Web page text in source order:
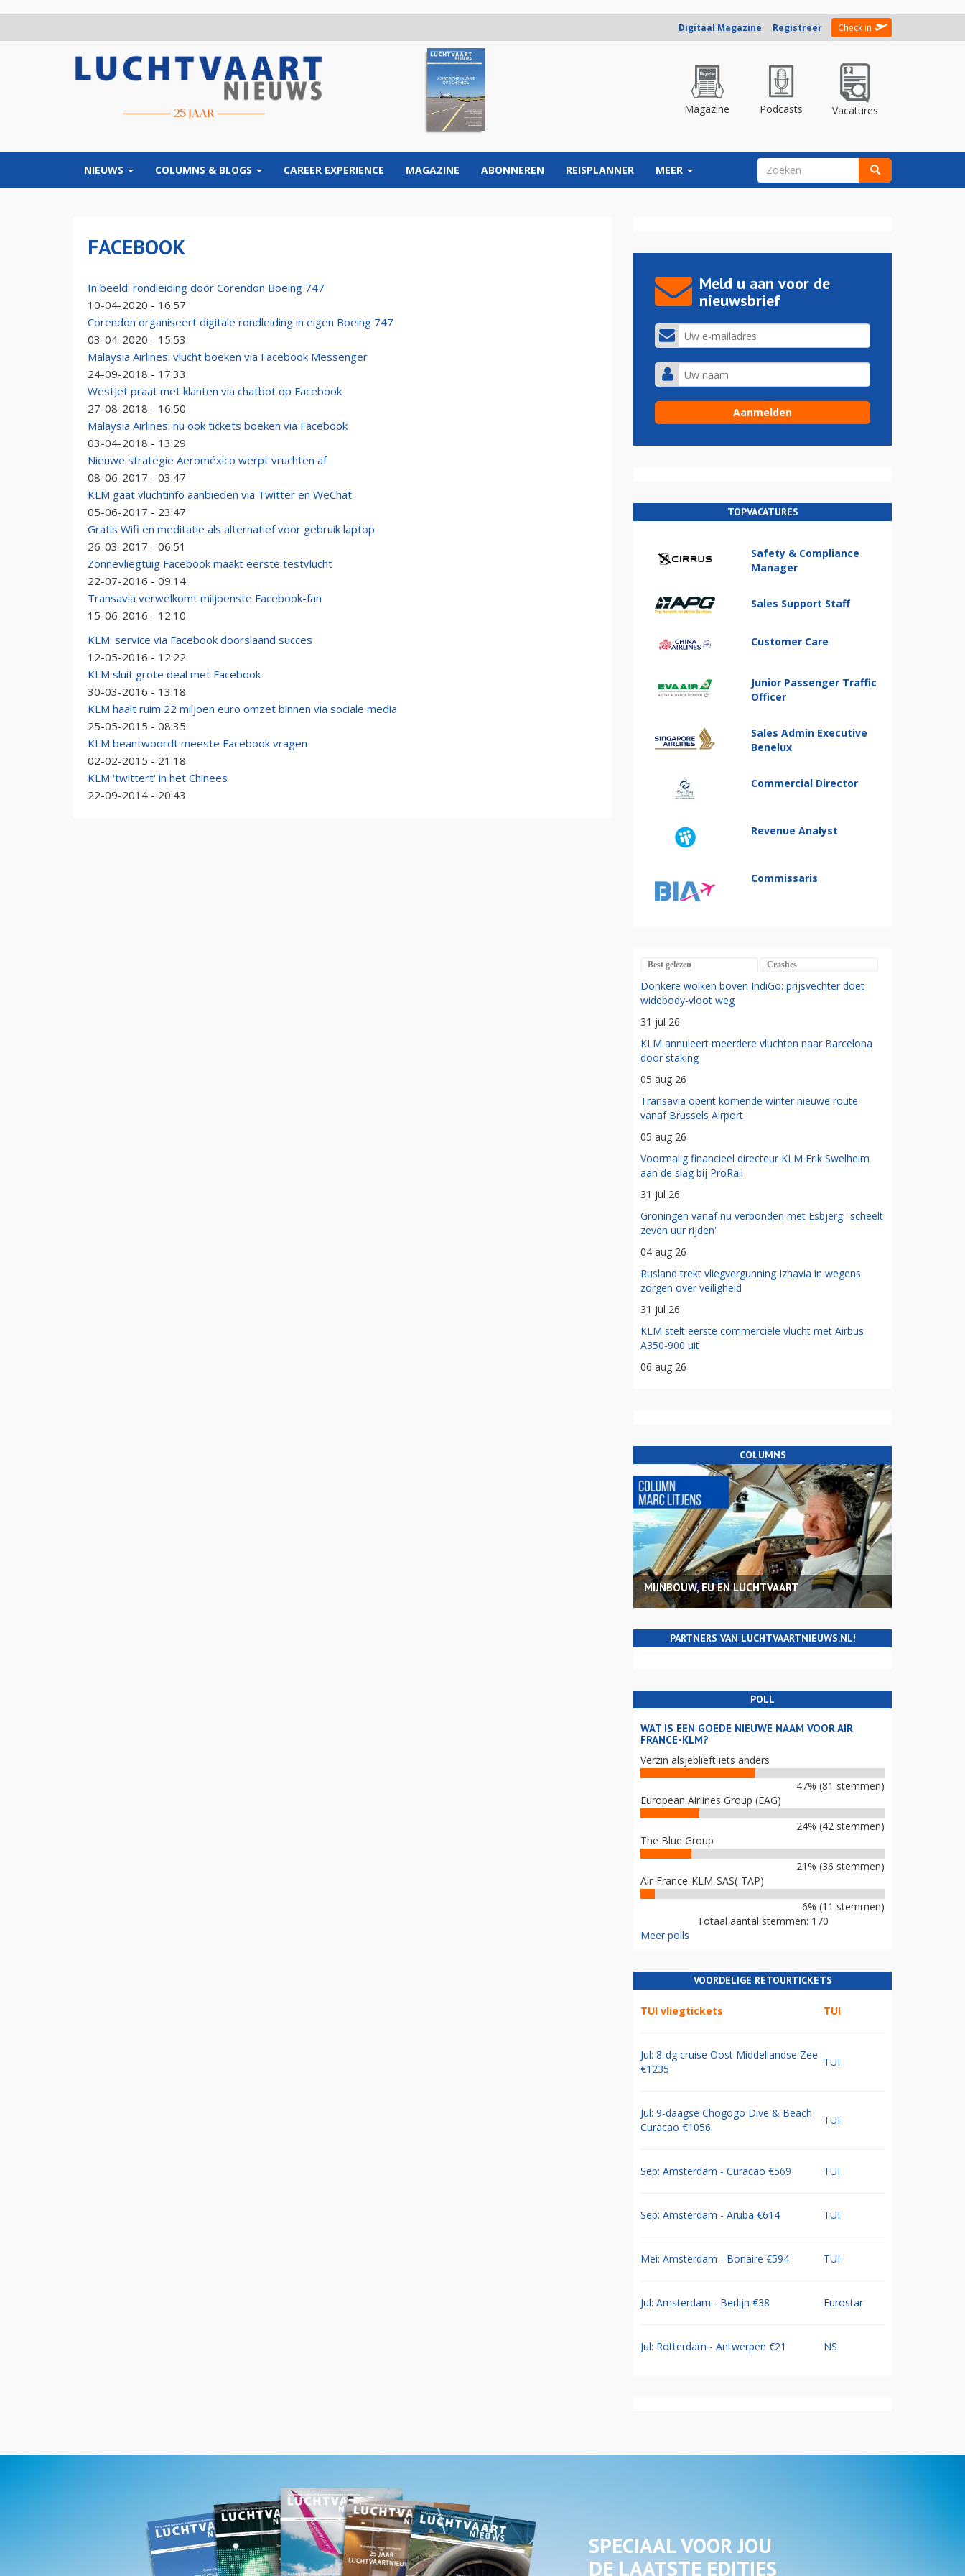
Digitaal Magazine Registreer Check in
Magazine Podcasts Vacatures
NIEUWS COLUMNS & BLOGS CAREER EXPERIENCE MAGAZINE ABONNEREN REISPLANNER MEER ZOEKVELD
FACEBOOK
In beeld: rondleiding door Corendon Boeing 747
10-04-2020 - 16:57
Corendon organiseert digitale rondleiding in eigen Boeing 747
03-04-2020 - 15:53
Malaysia Airlines: vlucht boeken via Facebook Messenger
24-09-2018 - 17:33
WestJet praat met klanten via chatbot op Facebook
27-08-2018 - 16:50
Malaysia Airlines: nu ook tickets boeken via Facebook
03-04-2018 - 13:29
Nieuwe strategie Aeroméxico werpt vruchten af
08-06-2017 - 03:47
KLM gaat vluchtinfo aanbieden via Twitter en WeChat
05-06-2017 - 23:47
Gratis Wifi en meditatie als alternatief voor gebruik laptop
26-03-2017 - 06:51
Zonnevliegtuig Facebook maakt eerste testvlucht
22-07-2016 - 09:14
Transavia verwelkomt miljoenste Facebook-fan
15-06-2016 - 12:10
KLM: service via Facebook doorslaand succes
12-05-2016 - 12:22
KLM sluit grote deal met Facebook
30-03-2016 - 13:18
KLM haalt ruim 22 miljoen euro omzet binnen via sociale media
25-05-2015 - 08:35
KLM beantwoordt meeste Facebook vragen
02-02-2015 - 21:18
KLM 'twittert' in het Chinees
22-09-2014 - 20:43
Meld u aan voor de
nieuwsbrief
TOPVACATURES
Safety & Compliance
Manager
Sales Support Staff
Customer Care
Junior Passenger Traffic
Officer
Sales Admin Executive
Benelux
Commercial Director
Revenue Analyst
Commissaris
Best gelezen Crashes
Donkere wolken boven IndiGo: prijsvechter doet
widebody-vloot weg
31 jul 26
KLM annuleert meerdere vluchten naar Barcelona
door staking
05 aug 26
Transavia opent komende winter nieuwe route
vanaf Brussels Airport
05 aug 26
Voormalig financieel directeur KLM Erik Swelheim
aan de slag bij ProRail
31 jul 26
Groningen vanaf nu verbonden met Esbjerg: 'scheelt
zeven uur rijden'
04 aug 26
Rusland trekt vliegvergunning Izhavia in wegens
zorgen over veiligheid
31 jul 26
KLM stelt eerste commerciële vlucht met Airbus
A350-900 uit
06 aug 26
COLUMNS
MIJNBOUW, EU EN LUCHTVAART
PARTNERS VAN LUCHTVAARTNIEUWS.NL!
POLL
WAT IS EEN GOEDE NIEUWE NAAM VOOR AIR
FRANCE-KLM?
Verzin alsjeblieft iets anders
47% (81 stemmen)
European Airlines Group (EAG)
24% (42 stemmen)
The Blue Group
21% (36 stemmen)
Air-France-KLM-SAS(-TAP)
6% (11 stemmen)
Totaal aantal stemmen: 170
Meer polls
VOORDELIGE RETOURTICKETS
TUI vliegtickets TUI
Jul: 8-dg cruise Oost Middellandse Zee
€1235
TUI
Jul: 9-daagse Chogogo Dive & Beach
Curacao €1056
TUI
Sep: Amsterdam - Curacao €569 TUI
Sep: Amsterdam - Aruba €614 TUI
Mei: Amsterdam - Bonaire €594 TUI
Jul: Amsterdam - Berlijn €38 Eurostar
Jul: Rotterdam - Antwerpen €21 NS
SPECIAAL VOOR JOU
DE LAATSTE EDITIES